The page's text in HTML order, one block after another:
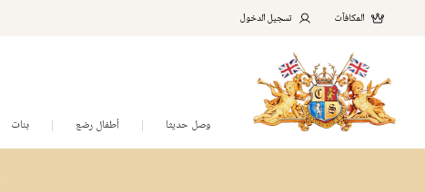
المكافآت تسجيل الدخول
وصل حديثا أطفال رضع بنات